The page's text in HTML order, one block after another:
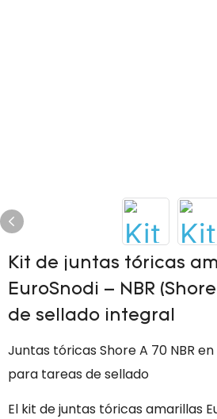
Kit de juntas tóricas
EuroSnodi – NBR
de sellado integral
Juntas tóricas Shore A 70 NBR
para tareas de sellado
El kit de juntas tóricas amarillas